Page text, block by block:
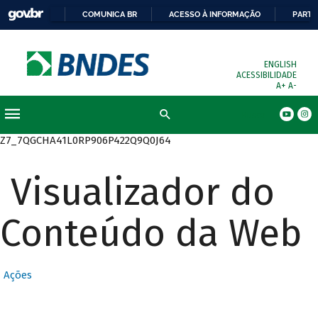
COMUNICA BR ACESSO À INFORMAÇÃO
ENGLISH
ACESSIBILIDADE
A+ A-
Z7_7QGCHA41L0RP906P422Q9Q0J64
Visualizador do
Conteúdo da Web
Ações